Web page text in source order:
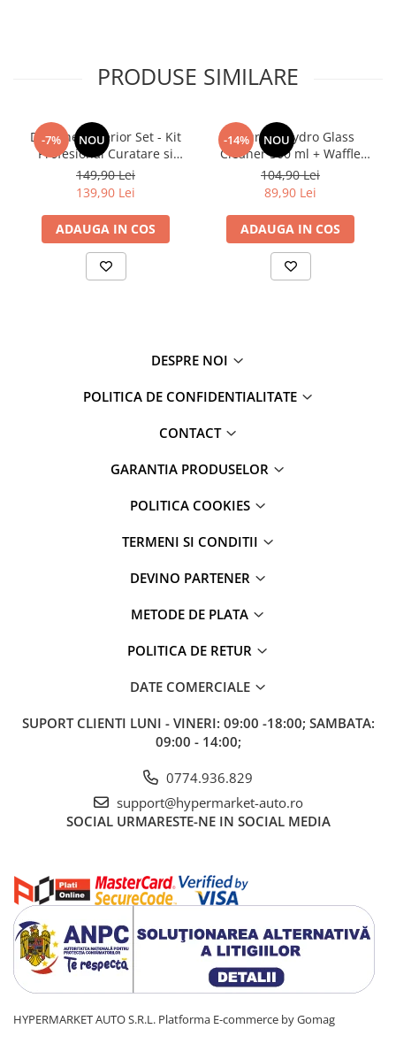
PRODUSE SIMILARE
-7% NOU
Deturner Interior Set - Kit
Profesional Curatare si
Protectie Interior Auto cu
Accesorii Incluse, Finisaj
Satinat - ideal Cadou
149,90 Lei
139,90 Lei
ADAUGA IN COS
-14% NOU
Deturner Hydro Glass
Cleaner 500 ml + Waffle
Glass Microfiber - Set
Curatare Geamuri Auto
104,90 Lei
89,90 Lei
ADAUGA IN COS
DESPRE NOI
POLITICA DE CONFIDENTIALITATE
CONTACT
GARANTIA PRODUSELOR
POLITICA COOKIES
TERMENI SI CONDITII
DEVINO PARTENER
METODE DE PLATA
POLITICA DE RETUR
DATE COMERCIALE
SUPORT CLIENTI LUNI - VINERI: 09:00 -18:00; SAMBATA:
09:00 - 14:00;
0774.936.829
support@hypermarket-auto.ro
SOCIAL URMARESTE-NE IN SOCIAL MEDIA
HYPERMARKET AUTO S.R.L. Platforma E-commerce by Gomag